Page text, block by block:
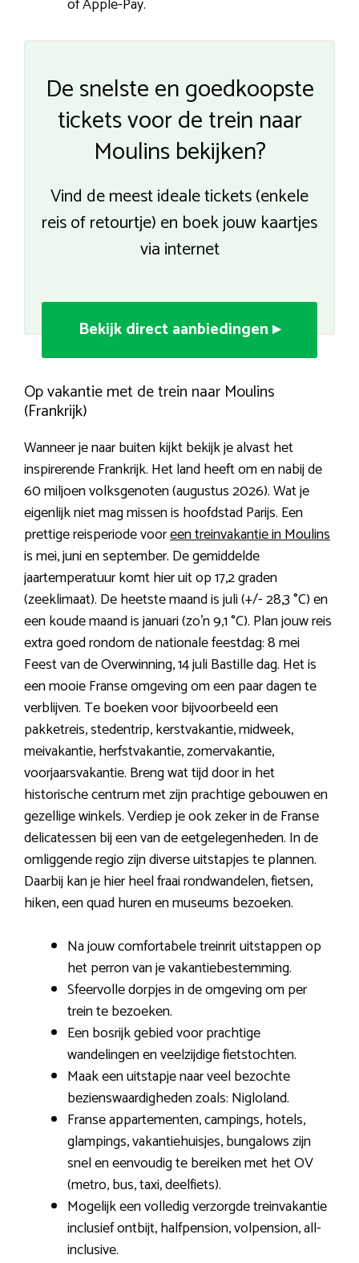
De snelste en goedkoopste
tickets voor de trein naar
Moulins bekijken?
Vind de meest ideale tickets (enkele
reis of retourtje) en boek jouw kaartjes
via internet
Bekijk direct aanbiedingen ▸
Op vakantie met de trein naar Moulins
(Frankrijk)
Wanneer je naar buiten kijkt bekijk je alvast het
inspirerende Frankrijk. Het land heeft om en nabij de
60 miljoen volksgenoten (augustus 2026). Wat je
eigenlijk niet mag missen is hoofdstad Parijs. Een
prettige reisperiode vooreen treinvakantie in Moulins
is mei, juni en september. De gemiddelde
jaartemperatuur komt hier uit op 17,2 graden
(zeeklimaat). De heetste maand is juli (+/- 28,3 °C) en
een koude maand is januari (zo’n 9,1 °C). Plan jouw reis
extra goed rondom de nationale feestdag: 8 mei
Feest van de Overwinning, 14 juli Bastille dag. Het is
een mooie Franse omgeving om een paar dagen te
verblijven. Te boeken voor bijvoorbeeld een
pakketreis, stedentrip, kerstvakantie, midweek,
meivakantie, herfstvakantie, zomervakantie,
voorjaarsvakantie. Breng wat tijd door in het
historische centrum met zijn prachtige gebouwen en
gezellige winkels. Verdiep je ook zeker in de Franse
delicatessen bij een van de eetgelegenheden. In de
omliggende regio zijn diverse uitstapjes te plannen.
Daarbij kan je hier heel fraai rondwandelen, fietsen,
hiken, een quad huren en museums bezoeken.
Na jouw comfortabele treinrit uitstappen op
het perron van je vakantiebestemming.
Sfeervolle dorpjes in de omgeving om per
trein te bezoeken.
Een bosrijk gebied voor prachtige
wandelingen en veelzijdige fietstochten.
Maak een uitstapje naar veel bezochte
bezienswaardigheden zoals: Nigloland.
Franse appartementen, campings, hotels,
glampings, vakantiehuisjes, bungalows zijn
snel en eenvoudig te bereiken met het OV
(metro, bus, taxi, deelfiets).
Mogelijk een volledig verzorgde treinvakantie
inclusief ontbijt, halfpension, volpension, all-
inclusive.